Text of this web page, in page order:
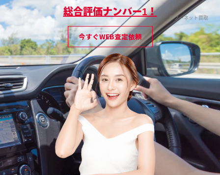
し
ま
し
た
価
し
ま
し
た
ち
8
と
評
価
し
ま
し
た
3
と
評
価
し
ま
し
た
総合評価ナンバー1！
※グーネット買取
今すぐWEB査定依頼